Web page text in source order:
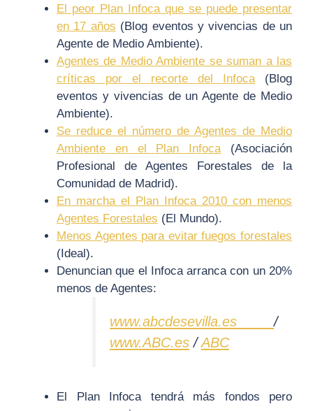
El peor Plan Infoca que se puede presentar
en 17 años (Blog eventos y vivencias de un
Agente de Medio Ambiente).
Agentes de Medio Ambiente se suman a las
críticas por el recorte del Infoca (Blog
eventos y vivencias de un Agente de Medio
Ambiente).
Se reduce el número de Agentes de Medio
Ambiente en el Plan Infoca (Asociación
Profesional de Agentes Forestales de la
Comunidad de Madrid).
En marcha el Plan Infoca 2010 con menos
Agentes Forestales (El Mundo).
Menos Agentes para evitar fuegos forestales
(Ideal).
Denuncian que el Infoca arranca con un 20%
menos de Agentes:
www.abcdesevilla.es/
www.ABC.es /ABC
El Plan Infoca tendrá más fondos pero